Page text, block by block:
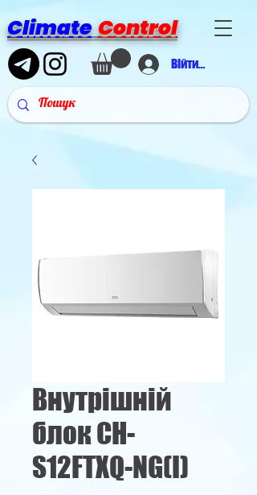
Climate Control
Війти в аккаунт
Внутрішній
блок CH-
S12FTXQ-NG(I)